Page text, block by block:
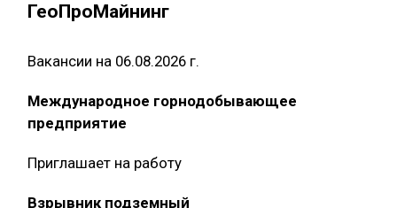
ГеоПроМайнинг
Вакансии на 06.08.2026 г.
Международное горнодобывающее
предприятие
Приглашает на работу
Взрывник подземный